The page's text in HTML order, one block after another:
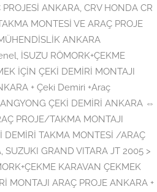
PROJESİ ANKARA CRV HONDA CR
MONTESİ VE ARAÇ PROJE
ANKARA
İSUZU RÖMORK+ÇEKME
İÇİN ÇEKİ DEMİRİ MONTAJI
+ Çeki Demiri +Araç
ÇEKİ DEMİRİ ANKARA ⇔
PROJE/TAKMA MONTAJI
TAKMA MONTESİ /ARAÇ
SUZUKI GRAND VITARA JT 2005 >
KARAVAN ÇEKMEK
MONTAJI ARAÇ PROJE ANKARA +